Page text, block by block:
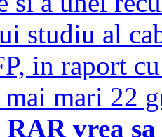
studiu al
in raport
mai mari
RAR vrea